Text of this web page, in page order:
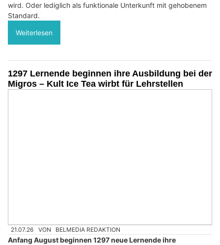
wird. Oder lediglich als funktionale Unterkunft mit gehobenem
Standard.
Weiterlesen
1297 Lernende beginnen ihre Ausbildung bei der
Migros – Kult Ice Tea wirbt für Lehrstellen
21.07.26 VON BELMEDIA REDAKTION
Anfang August beginnen 1297 neue Lernende ihre